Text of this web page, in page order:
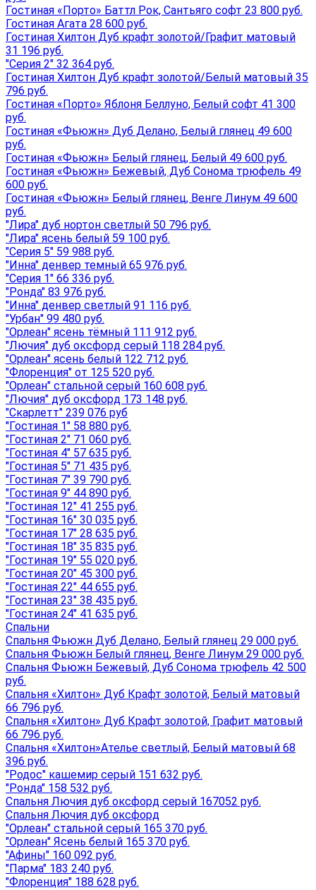
Гостиная «Порто» Баттл Рок, Сантьяго софт 23 800 руб.
Гостиная Агата 28 600 руб.
Гостиная Хилтон Дуб крафт золотой/Графит матовый
31 196 руб.
"Серия 2" 32 364 руб.
Гостиная Хилтон Дуб крафт золотой/Белый матовый 35
796 руб.
Гостиная «Порто» Яблоня Беллуно, Белый софт 41 300
руб.
Гостиная «Фьюжн» Дуб Делано, Белый глянец 49 600
руб.
Гостиная «Фьюжн» Белый глянец, Белый 49 600 руб.
Гостиная «Фьюжн» Бежевый, Дуб Сонома трюфель 49
600 руб.
Гостиная «Фьюжн» Белый глянец, Венге Линум 49 600
руб.
"Лира" дуб нортон светлый 50 796 руб.
"Лира" ясень белый 59 100 руб.
"Серия 5" 59 988 руб.
"Инна" денвер темный 65 976 руб.
"Серия 1" 66 336 руб.
"Ронда" 83 976 руб.
"Инна" денвер светлый 91 116 руб.
"Урбан" 99 480 руб.
"Орлеан" ясень тёмный 111 912 руб.
"Лючия" дуб оксфорд серый 118 284 руб.
"Орлеан" ясень белый 122 712 руб.
"Флоренция" от 125 520 руб.
"Орлеан" стальной серый 160 608 руб.
"Лючия" дуб оксфорд 173 148 руб.
"Скарлетт" 239 076 руб
"Гостиная 1" 58 880 руб.
"Гостиная 2" 71 060 руб.
"Гостиная 4" 57 635 руб.
"Гостиная 5" 71 435 руб.
"Гостиная 7" 39 790 руб.
"Гостиная 9" 44 890 руб.
"Гостиная 12" 41 255 руб.
"Гостиная 16" 30 035 руб.
"Гостиная 17" 28 635 руб.
"Гостиная 18" 35 835 руб.
"Гостиная 19" 55 020 руб.
"Гостиная 20" 45 300 руб.
"Гостиная 22" 44 655 руб.
"Гостиная 23" 38 435 руб.
"Гостиная 24" 41 635 руб.
Спальни
Спальня Фьюжн Дуб Делано, Белый глянец 29 000 руб.
Спальня Фьюжн Белый глянец, Венге Линум 29 000 руб.
Спальня Фьюжн Бежевый, Дуб Сонома трюфель 42 500
руб.
Спальня «Хилтон» Дуб Крафт золотой, Белый матовый
66 796 руб.
Спальня «Хилтон» Дуб Крафт золотой, Графит матовый
66 796 руб.
Спальня «Хилтон»Ателье светлый, Белый матовый 68
396 руб.
"Родос" кашемир серый 151 632 руб.
"Ронда" 158 532 руб.
Спальня Лючия дуб оксфорд серый 167052 руб.
Спальня Лючия дуб оксфорд
"Орлеан" стальной серый 165 370 руб.
"Орлеан" Ясень белый 165 370 руб.
"Афины" 160 092 руб.
"Парма" 183 240 руб.
"Флоренция" 188 628 руб.